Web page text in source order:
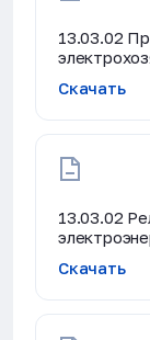
13.03.02
Скачать
13.03.02
Скачать